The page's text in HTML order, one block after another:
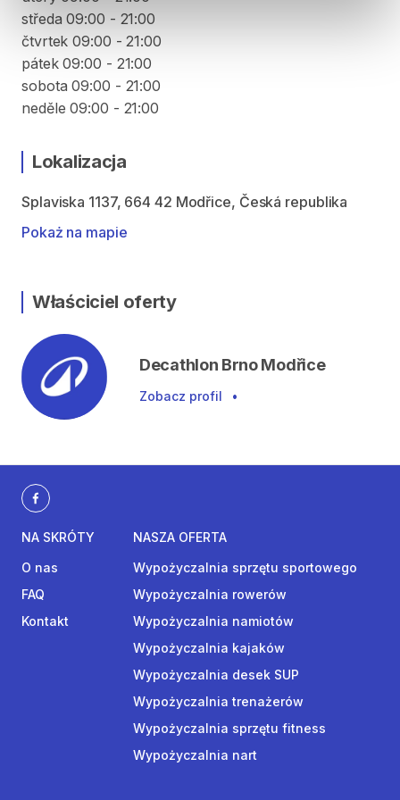
středa 09:00 - 21:00
čtvrtek 09:00 - 21:00
pátek 09:00 - 21:00
sobota 09:00 - 21:00
neděle 09:00 - 21:00
Lokalizacja
Splaviska 1137, 664 42 Modřice, Česká republika
Pokaż na mapie
Właściciel oferty
Decathlon Brno Modřice
Zobacz profil •
NA SKRÓTY
O nas
FAQ
Kontakt
NASZA OFERTA
Wypożyczalnia sprzętu sportowego
Wypożyczalnia rowerów
Wypożyczalnia namiotów
Wypożyczalnia kajaków
Wypożyczalnia desek SUP
Wypożyczalnia trenażerów
Wypożyczalnia sprzętu fitness
Wypożyczalnia nart